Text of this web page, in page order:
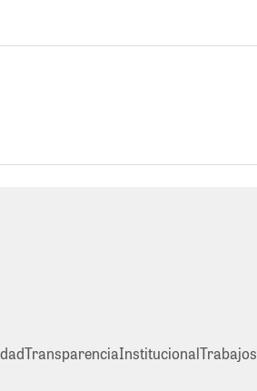
TransparenciaInstitucionalTrabajos